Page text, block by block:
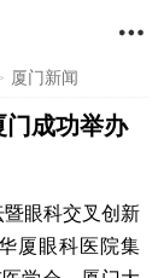

厦门新闻
门成功举办
眼科交叉创新
厦眼科医院集